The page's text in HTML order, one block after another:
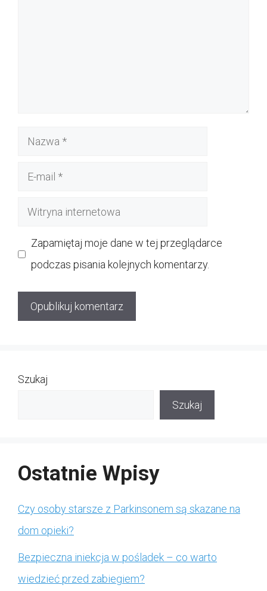
Nazwa
Witryna
Zapamiętaj moje dane w tej przeglądarce
podczas pisania kolejnych komentarzy.
Szukaj
Szukaj
Ostatnie Wpisy
Czy osoby starsze z Parkinsonem są skazane na
dom opieki?
Bezpieczna iniekcja w pośladek – co warto
wiedzieć przed zabiegiem?